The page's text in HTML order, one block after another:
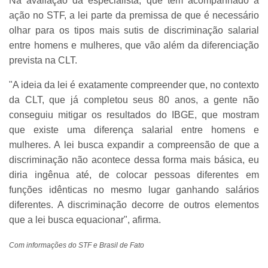
ação no STF, a lei parte da premissa de que é necessário
olhar para os tipos mais sutis de discriminação salarial
entre homens e mulheres, que vão além da diferenciação
prevista na CLT.
"A ideia da lei é exatamente compreender que, no contexto
da CLT, que já completou seus 80 anos, a gente não
conseguiu mitigar os resultados do IBGE, que mostram
que existe uma diferença salarial entre homens e
mulheres. A lei busca expandir a compreensão de que a
discriminação não acontece dessa forma mais básica, eu
diria ingênua até, de colocar pessoas diferentes em
funções idênticas no mesmo lugar ganhando salários
diferentes. A discriminação decorre de outros elementos
que a lei busca equacionar", afirma.
Com informações do STF e Brasil de Fato